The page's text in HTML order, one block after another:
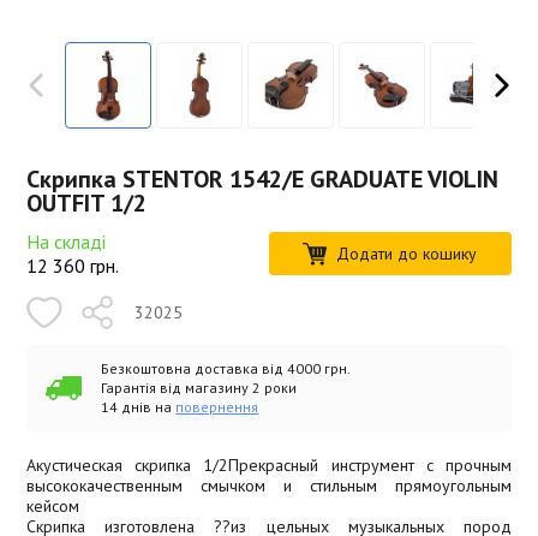
Скрипка STENTOR 1542/E GRADUATE VIOLIN
OUTFIT 1/2
На складі
12 360 грн. Додати до кошику
32025
Безкоштовна доставка від 4000 грн.
Гарантія від магазину 2 роки
14 днів на повернення
Акустическая скрипка 1/2Прекрасный инструмент с прочным
высококачественным смычком и стильным прямоугольным
кейсом
Скрипка изготовлена ??из цельных музыкальных пород